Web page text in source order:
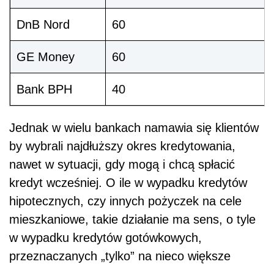
DnB Nord 60
GE Money 60
Bank BPH 40
Jednak w wielu bankach namawia się klientów
by wybrali najdłuższy okres kredytowania,
nawet w sytuacji, gdy mogą i chcą spłacić
kredyt wcześniej. O ile w wypadku kredytów
hipotecznych, czy innych pożyczek na cele
mieszkaniowe, takie działanie ma sens, o tyle
w wypadku kredytów gotówkowych,
przeznaczanych „tylko” na nieco większe